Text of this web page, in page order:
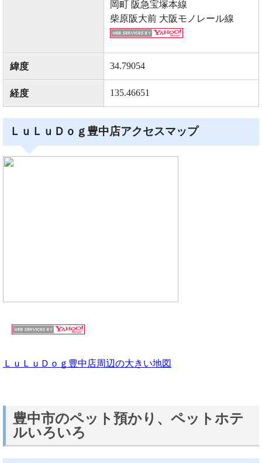
岡町 阪急宝塚本線
柴原阪大前 大阪モノレール線
緯度 34.79054
経度 135.46651
ＬｕＬｕＤｏｇ豊中店アクセスマップ
ＬｕＬｕＤｏｇ豊中店周辺の大きい地図
豊中市のペット預かり、ペットホテ
ルいろいろ